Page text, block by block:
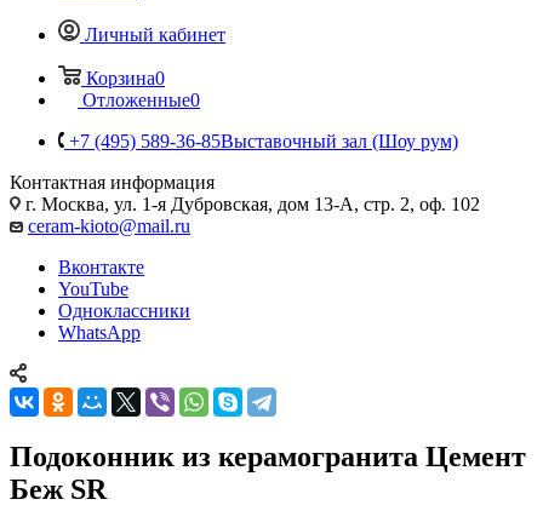
Личный кабинет
Корзина0
Отложенные0
+7 (495) 589-36-85Выставочный зал (Шоу рум)
Контактная информация
г. Москва, ул. 1-я Дубровская, дом 13-А, стр. 2, оф. 102
ceram-kioto@mail.ru
Вконтакте
YouTube
Одноклассники
WhatsApp
Подоконник из керамогранита Цемент
Беж SR